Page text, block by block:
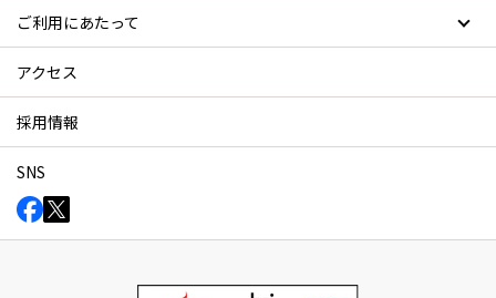
ご利用にあたって
アクセス
採用情報
SNS